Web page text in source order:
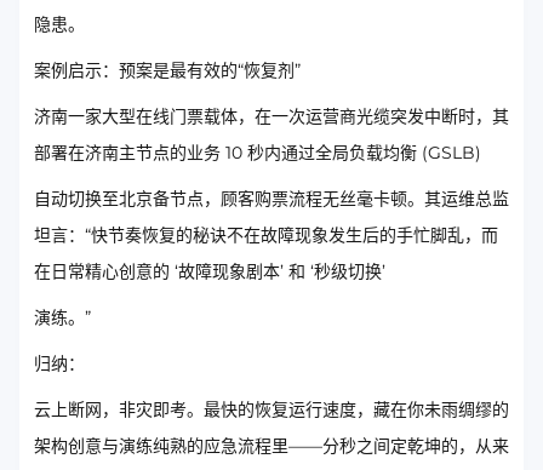
隐患。
案例启示：预案是最有效的“恢复剂”
济南一家大型在线门票载体，在一次运营商光缆突发中断时，其
部署在济南主节点的业务 10 秒内通过全局负载均衡 (GSLB)
自动切换至北京备节点，顾客购票流程无丝毫卡顿。其运维总监
坦言：“快节奏恢复的秘诀不在故障现象发生后的手忙脚乱，而
在日常精心创意的 ‘故障现象剧本’ 和 ‘秒级切换’
演练。”
归纳：
云上断网，非灾即考。最快的恢复运行速度，藏在你未雨绸缪的
架构创意与演练纯熟的应急流程里——分秒之间定乾坤的，从来